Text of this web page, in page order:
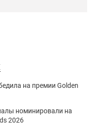
на премии Golden
номинировали на
2026